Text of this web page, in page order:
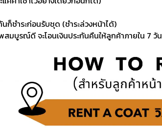
ก็ชำระก่อนรับชุด (ชำระล่วงหน้าได้)
มบูรณ์ดี จะโอนเงินประกันคืนให้ลูกค้าภายใน 7 วัน